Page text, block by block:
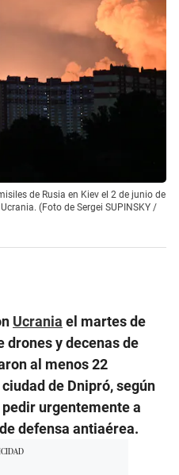
de Rusia en Kiev el 2 de junio de
(Foto de Sergei SUPINSKY /
Ucrania el martes de
drones y decenas de
al menos 22
de Dnipró, según
urgentemente a
defensa antiaérea.